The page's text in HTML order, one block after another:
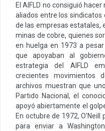
El AIFLD no consiguió
aliados entre los
de las empresas estatales,
minas de cobre, quienes
en huelga en 1973 a
que apoyaban al
estrategia del AIFLD
crecientes movimientos
archivos muestran que
Partido Nacional, el
apoyó abiertamente el
En octubre de 1972,
para enviar a